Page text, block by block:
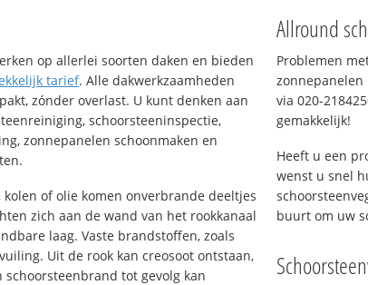
op allerlei soorten daken en bieden
tarief. Alle dakwerkzaamheden
zónder overlast. U kunt denken aan
schoorsteeninspectie,
zonnepanelen schoonmaken en
of olie komen onverbrande deeltjes
zich aan de wand van het rookkanaal
laag. Vaste brandstoffen, zoals
Uit de rook kan creosoot ontstaan,
tot gevolg kan
Allround
Problemen
zonnepanelen
via 020-
gemakkelijk!
Heeft u een
wenst u snel
buurt om uw